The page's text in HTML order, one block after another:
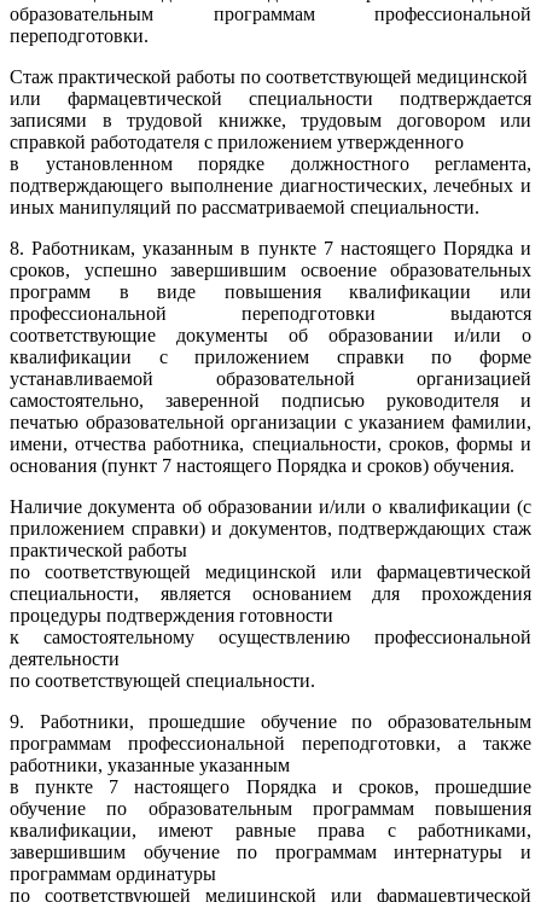
образовательным программам профессиональной
переподготовки.
Стаж практической работы по соответствующей медицинской
или фармацевтической специальности подтверждается
записями в трудовой книжке, трудовым договором или
справкой работодателя с приложением утвержденного
в установленном порядке должностного регламента,
подтверждающего выполнение диагностических, лечебных и
иных манипуляций по рассматриваемой специальности.
8. Работникам, указанным в пункте 7 настоящего Порядка и
сроков, успешно завершившим освоение образовательных
программ в виде повышения квалификации или
профессиональной переподготовки выдаются
соответствующие документы об образовании и/или о
квалификации с приложением справки по форме
устанавливаемой образовательной организацией
самостоятельно, заверенной подписью руководителя и
печатью образовательной организации с указанием фамилии,
имени, отчества работника, специальности, сроков, формы и
основания (пункт 7 настоящего Порядка и сроков) обучения.
Наличие документа об образовании и/или о квалификации (с
приложением справки) и документов, подтверждающих стаж
практической работы
по соответствующей медицинской или фармацевтической
специальности, является основанием для прохождения
процедуры подтверждения готовности
к самостоятельному осуществлению профессиональной
деятельности
по соответствующей специальности.
9. Работники, прошедшие обучение по образовательным
программам профессиональной переподготовки, а также
работники, указанные указанным
в пункте 7 настоящего Порядка и сроков, прошедшие
обучение по образовательным программам повышения
квалификации, имеют равные права с работниками,
завершившим обучение по программам интернатуры и
программам ординатуры
по соответствующей медицинской или фармацевтической